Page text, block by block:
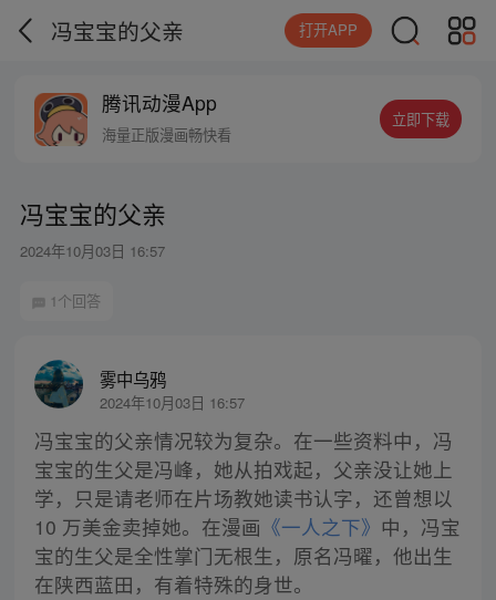
冯宝宝的父亲 打开APP
腾讯动漫App
海量正版漫画畅快看
立即下载
冯宝宝的父亲
2024年10月03日 16:57
1个回答
雾中乌鸦
2024年10月03日 16:57
冯宝宝的父亲情况较为复杂。在一些资料中，冯
宝宝的生父是冯峰，她从拍戏起，父亲没让她上
学，只是请老师在片场教她读书认字，还曾想以
10 万美金卖掉她。在漫画 《一人之下》 中，冯宝
宝的生父是全性掌门无根生，原名冯曜，他出生
在陕西蓝田，有着特殊的身世。